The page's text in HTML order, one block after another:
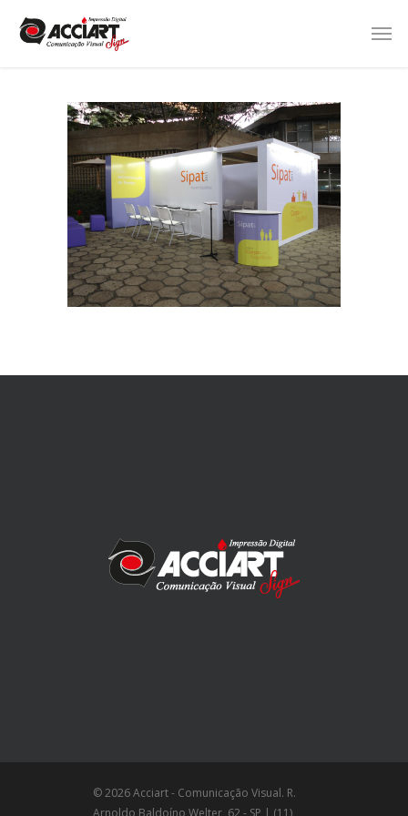
© 2026 Acciart - Comunicação Visual. R.
Arnoldo Baldoíno Welter, 62 - SP | (11)